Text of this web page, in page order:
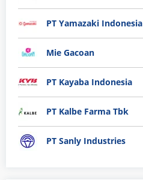
PT Yamazaki Indonesia
Mie Gacoan
PT Kayaba Indonesia
PT Kalbe Farma Tbk
PT Sanly Industries